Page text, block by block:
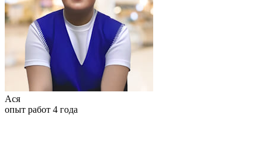
Ася
опыт работ 4 года